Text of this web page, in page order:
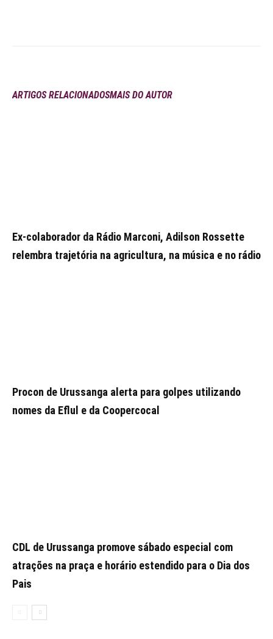
ARTIGOS RELACIONADOSMAIS DO AUTOR
Ex-colaborador da Rádio Marconi, Adilson Rossette
relembra trajetória na agricultura, na música e no rádio
Procon de Urussanga alerta para golpes utilizando
nomes da Eflul e da Coopercocal
CDL de Urussanga promove sábado especial com
atrações na praça e horário estendido para o Dia dos
Pais